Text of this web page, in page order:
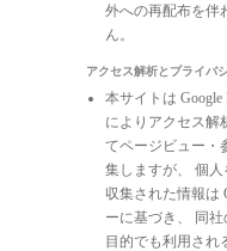
外への再配布を伴
ん。
アクセス解析とプライバ
本サイトは Google
によりアクセス解
てページビュー・
集しますが、 個人
収集された情報は
ーに基づき、 同
目的でも利用され